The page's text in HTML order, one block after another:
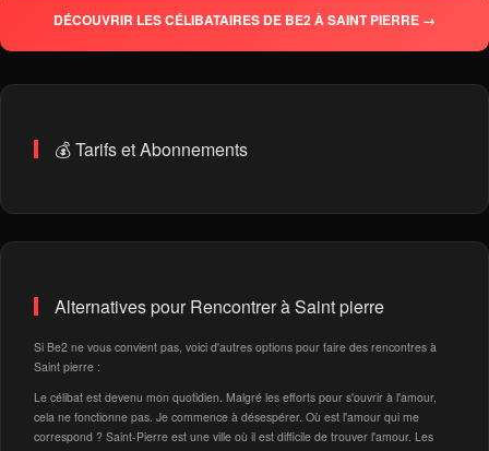
DÉCOUVRIR LES CÉLIBATAIRES DE BE2 À SAINT PIERRE →
💰 Tarifs et Abonnements
Alternatives pour Rencontrer à Saint pierre
Si Be2 ne vous convient pas, voici d'autres options pour faire des rencontres à
Saint pierre :
Le célibat est devenu mon quotidien. Malgré les efforts pour s'ouvrir à l'amour,
cela ne fonctionne pas. Je commence à désespérer. Où est l'amour qui me
correspond ? Saint-Pierre est une ville où il est difficile de trouver l'amour. Les